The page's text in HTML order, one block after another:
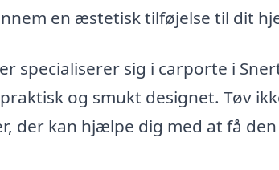
en æstetisk tilføjelse til dit
specialiserer sig i carporte i
og smukt designet. Tøv
der kan hjælpe dig med at få